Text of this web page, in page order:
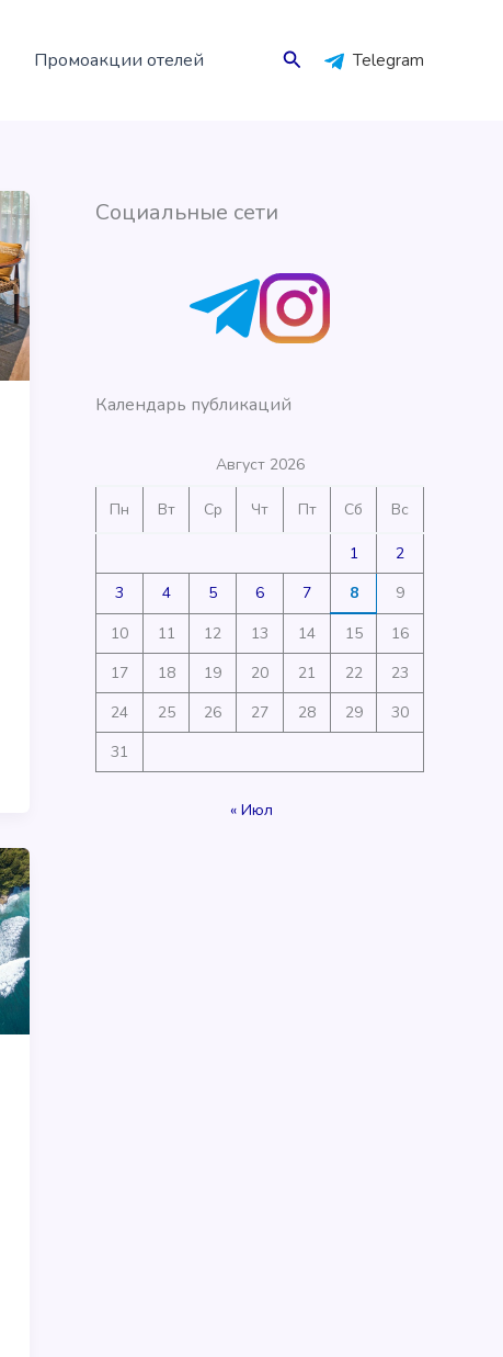
Промоакции отелей Поиск Telegram
Социальные сети
Календарь публикаций
Август 2026
Пн Вт Ср Чт Пт Сб Вс
1
2
3
4 5 6 7 8
9
10
11 12 13 14 15
16
17
18 19 20 21 22
23
24
25 26 27 28 29
30
31
« Июл